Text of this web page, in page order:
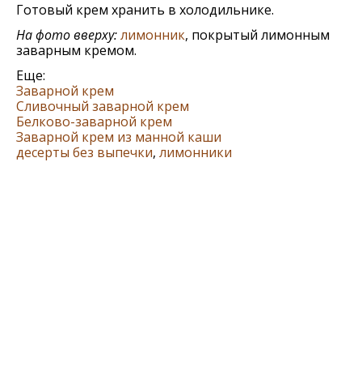
Готовый крем хранить в холодильнике.
На фото вверху:лимонник, покрытый лимонным
заварным кремом.
Еще:
Заварной крeм
Сливочный заварной крем
Белково-заварной крем
Заварной крем из манной каши
десерты без выпечки, лимонники